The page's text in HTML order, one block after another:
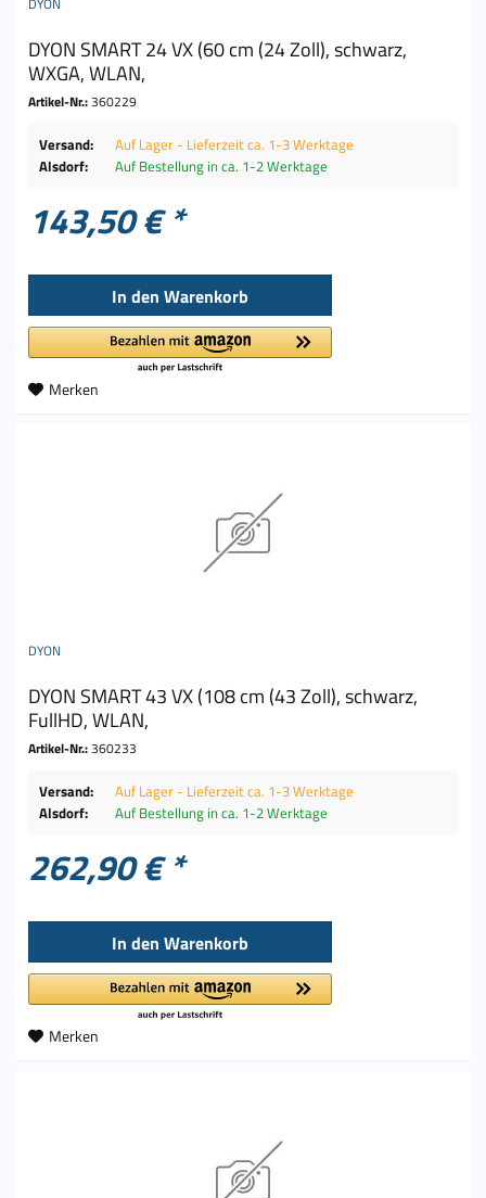
DYON SMART 24 VX (60 cm (24 Zoll), schwarz,
WXGA, WLAN,
Artikel-Nr.:360229
Versand:
Auf Lager - Lieferzeit ca. 1-3 Werktage
Alsdorf:
Auf Bestellung in ca. 1-2 Werktage
143,50 € *
In den Warenkorb
Merken
DYON
DYON SMART 43 VX (108 cm (43 Zoll), schwarz,
FullHD, WLAN,
Artikel-Nr.:360233
Versand:
Auf Lager - Lieferzeit ca. 1-3 Werktage
Alsdorf:
Auf Bestellung in ca. 1-2 Werktage
262,90 € *
In den Warenkorb
Merken